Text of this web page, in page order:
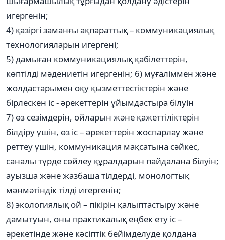
игергенін;
4) қазіргі заманғы ақпараттық – коммуникациялық
технологияларын игергені;
5) дамыған коммуникациялық қабілеттерін,
көптілді мәдениетін игергенін; 6) мұғаліммен және
жолдастарымен оқу қызметтестіктерін және
бірлескен іс - әрекеттерін ұйымдастыра білуін
7) өз сезімдерін, ойларын және қажеттіліктерін
білдіру үшін, өз іс – әрекеттерін жоспарлау және
реттеу үшін, коммуникация мақсатына сәйкес,
саналы түрде сөйлеу құралдарын пайдалана білуін;
ауызша және жазбаша тілдерді, монологтық
мәнмәтіндік тілді игергенін;
8) экологиялық ой – пікірін қалыптастыру және
дамытуын, оны практикалық еңбек ету іс –
әрекетінде және кәсіптік бейімделуде қолдана